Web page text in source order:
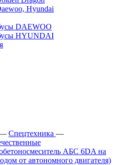
Hyundai
DAEWOO
HYUNDAI
Спецтехника —
АБС 6DA на
от автономного двигателя)